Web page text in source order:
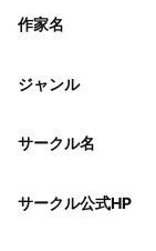
作家名
ジャンル
サークル名
サークル公式HP